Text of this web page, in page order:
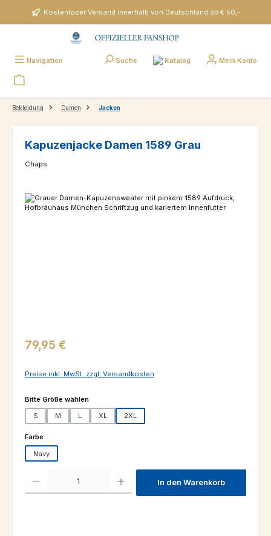
Zum Hauptinhalt springenKostenloser Versand innerhalb von Deutschland ab € 50,-
Navigation Suche Katalog Mein Konto
Bekleidung Damen Jacken
Kapuzenjacke Damen 1589 Grau
Chaps
Bildergalerie überspringen
Regulärer Preis:
79,95 €
Preise inkl. MwSt. zzgl. Versandkosten
Bitte Größe wählenauswählen
S M L XL 2XL
Farbeauswählen
Navy
In den Warenkorb